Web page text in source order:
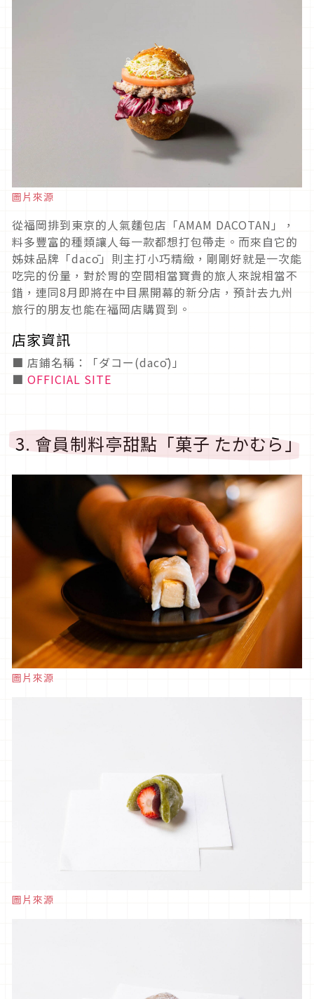
圖片來源
從福岡排到東京的人氣麵包店「AMAM DACOTAN」，
料多豐富的種類讓人每一款都想打包帶走。而來自它的
姊妹品牌「dacō」則主打小巧精緻，剛剛好就是一次能
吃完的份量，對於胃的空間相當寶貴的旅人來說相當不
錯，連同8月即將在中目黑開幕的新分店，預計去九州
旅行的朋友也能在福岡店購買到。
店家資訊
■ 店鋪名稱：「ダコー(dacō)」
■ OFFICIAL SITE
3. 會員制料亭甜點「菓子 たかむら」
圖片來源
圖片來源